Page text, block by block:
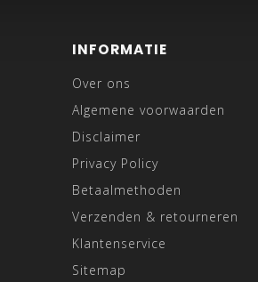
INFORMATIE
Over ons
Algemene voorwaarden
Disclaimer
Privacy Policy
Betaalmethoden
Verzenden & retourneren
Klantenservice
Sitemap